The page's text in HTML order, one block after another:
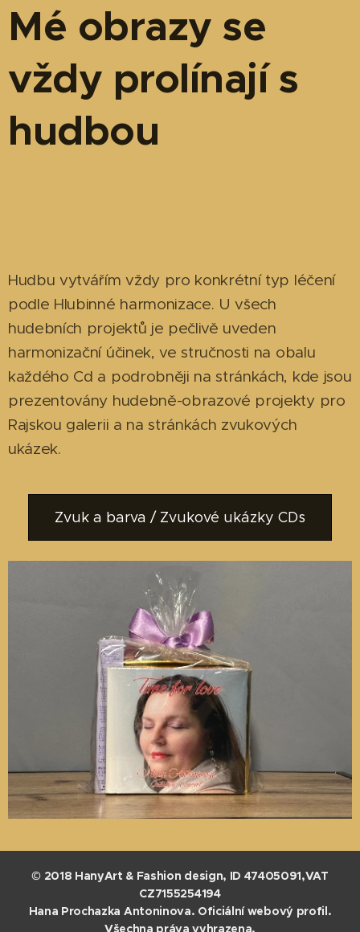
Mé obrazy se
vždy prolínají s
hudbou
Hudbu vytvářím vždy pro konkrétní typ léčení
podle Hlubinné harmonizace. U všech
hudebních projektů je pečlivě uveden
harmonizační účinek, ve stručnosti na obalu
každého Cd a podrobněji na stránkách, kde jsou
prezentovány hudebně-obrazové projekty pro
Rajskou galerii a na stránkách zvukových
ukázek.
Zvuk a barva / Zvukové ukázky CDs
© 2018 HanyArt & Fashion design, ID 47405091,VAT
CZ7155254194
Hana Prochazka Antoninova. Oficiální webový profil.
Všechna práva vyhrazena.